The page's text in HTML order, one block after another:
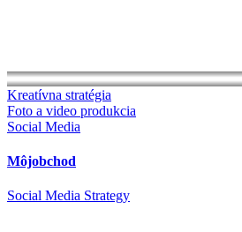
Kreatívna stratégia
Foto a video produkcia
Social Media
Môjobchod
Social Media Strategy